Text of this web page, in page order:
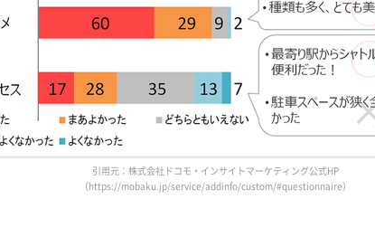
引用元：株式会社ドコモ・インサイトマーケティング公式HP
（https://mobaku.jp/service/addinfo/custom/#questionnaire）